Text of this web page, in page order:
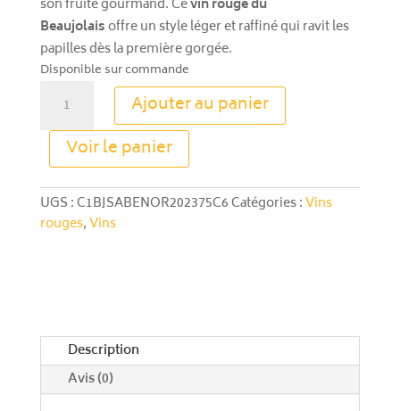
son fruité gourmand. Cevin rouge du
Beaujolaisoffre un style léger et raffiné qui ravit les
papilles dès la première gorgée.
Disponible sur commande
Saint-
Amour
Domaine
Benon
2023
Ajouter au panier
Voir le panier
A
l
e
:
UGS :C1BJSABENOR202375C6Catégories :Vins
rouges,Vins
Description
Avis (0)